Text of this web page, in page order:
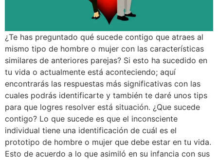
¿Te has preguntado qué sucede contigo que atraes al
mismo tipo de hombre o mujer con las características
similares de anteriores parejas? Si esto ha sucedido en
tu vida o actualmente está aconteciendo; aquí
encontrarás las respuestas más significativas con las
cuales podrás identificarte y también te daré unos tips
para que logres resolver está situación. ¿Que sucede
contigo? Lo que sucede es que el inconsciente
individual tiene una identificación de cuál es el
prototipo de hombre o mujer que debe estar en tu vida.
Esto de acuerdo a lo que asimiló en su infancia con sus